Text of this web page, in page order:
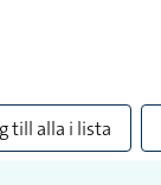
till alla i lista